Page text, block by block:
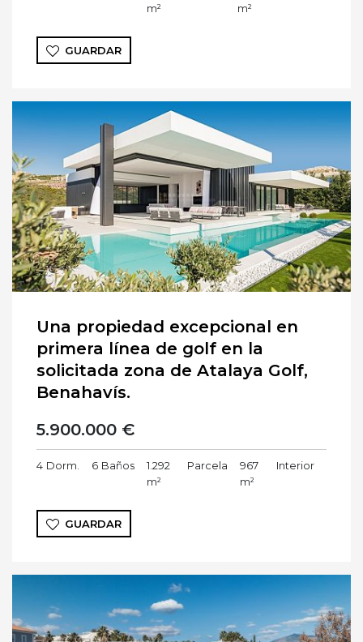
m²
m²
GUARDAR
Una propiedad excepcional en
primera línea de golf en la
solicitada zona de Atalaya Golf,
Benahavís.
5.900.000 €
4 Dorm. 6 Baños
1.292
m²
Parcela
967
m²
Interior
GUARDAR